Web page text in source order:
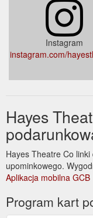
Instagram
instagram.com/
Hayes
Hayes Theatre Co
upominkowego.
Aplikacja mobilna GCB
Program kart